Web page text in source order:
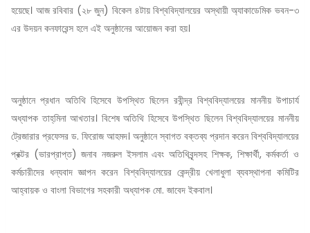
হয়েছে। আজ রবিবার (২৮ জুন) বিকেল ৪টায় বিশ্ববিদ্যালয়ের অস্থায়ী অ্যাকাডেমিক ভবন-৩
এর উদয়ন কনফারেন্স হলে এই অনুষ্ঠানের আয়োজন করা হয়।
অনুষ্ঠানে প্রধান অতিথি হিসেবে উপস্থিত ছিলেন রবীন্দ্র বিশ্ববিদ্যালয়ের মাননীয় উপাচার্য
অধ্যাপক তাহ্‌মিনা আখতার। বিশেষ অতিথি হিসেবে উপস্থিত ছিলেন বিশ্ববিদ্যালয়ের মাননীয়
ট্রেজারার প্রফেসর ড. ফিরোজ আহমদ। অনুষ্ঠানে স্বাগত বক্তব্য প্রদান করেন বিশ্ববিদ্যালয়ের
প্রক্টর (ভারপ্রাপ্ত) জনাব নজরুল ইসলাম এবং অতিথিবৃন্দসহ শিক্ষক, শিক্ষার্থী, কর্মকর্তা ও
কর্মচারীদের ধন্যবাদ জ্ঞাপন করেন বিশ্ববিদ্যালয়ের কেন্দ্রীয় খেলাধুলা ব্যবস্থাপনা কমিটির
আহ্বায়ক ও বাংলা বিভাগের সহকারী অধ্যাপক মো. জাবেদ ইকবাল।